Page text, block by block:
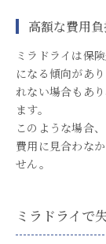
高額な費用
ミラドライは保
になる傾向があ
れない場合もあ
ます。
このような場合
費用に見合わな
せん。
ミラドライで